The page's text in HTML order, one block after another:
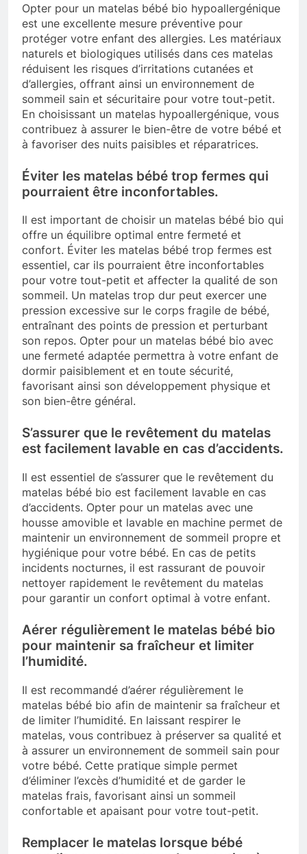
Opter pour un matelas bébé bio hypoallergénique
est une excellente mesure préventive pour
protéger votre enfant des allergies. Les matériaux
naturels et biologiques utilisés dans ces matelas
réduisent les risques d’irritations cutanées et
d’allergies, offrant ainsi un environnement de
sommeil sain et sécuritaire pour votre tout-petit.
En choisissant un matelas hypoallergénique, vous
contribuez à assurer le bien-être de votre bébé et
à favoriser des nuits paisibles et réparatrices.
Éviter les matelas bébé trop fermes qui
pourraient être inconfortables.
Il est important de choisir un matelas bébé bio qui
offre un équilibre optimal entre fermeté et
confort. Éviter les matelas bébé trop fermes est
essentiel, car ils pourraient être inconfortables
pour votre tout-petit et affecter la qualité de son
sommeil. Un matelas trop dur peut exercer une
pression excessive sur le corps fragile de bébé,
entraînant des points de pression et perturbant
son repos. Opter pour un matelas bébé bio avec
une fermeté adaptée permettra à votre enfant de
dormir paisiblement et en toute sécurité,
favorisant ainsi son développement physique et
son bien-être général.
S’assurer que le revêtement du matelas
est facilement lavable en cas d’accidents.
Il est essentiel de s’assurer que le revêtement du
matelas bébé bio est facilement lavable en cas
d’accidents. Opter pour un matelas avec une
housse amovible et lavable en machine permet de
maintenir un environnement de sommeil propre et
hygiénique pour votre bébé. En cas de petits
incidents nocturnes, il est rassurant de pouvoir
nettoyer rapidement le revêtement du matelas
pour garantir un confort optimal à votre enfant.
Aérer régulièrement le matelas bébé bio
pour maintenir sa fraîcheur et limiter
l’humidité.
Il est recommandé d’aérer régulièrement le
matelas bébé bio afin de maintenir sa fraîcheur et
de limiter l’humidité. En laissant respirer le
matelas, vous contribuez à préserver sa qualité et
à assurer un environnement de sommeil sain pour
votre bébé. Cette pratique simple permet
d’éliminer l’excès d’humidité et de garder le
matelas frais, favorisant ainsi un sommeil
confortable et apaisant pour votre tout-petit.
Remplacer le matelas lorsque bébé